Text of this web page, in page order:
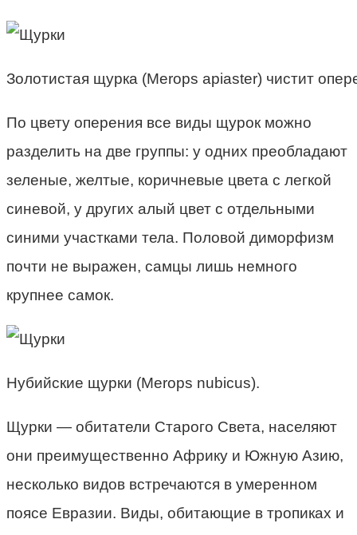
Золотистая щурка (Merops apiaster) чистит
По цвету оперения все виды щурок можно
разделить на две группы: у одних преобладают
зеленые, желтые, коричневые цвета с легкой
синевой, у других алый цвет с отдельными
синими участками тела. Половой диморфизм
почти не выражен, самцы лишь немного
крупнее самок.
Нубийские щурки (Merops nubicus).
Щурки — обитатели Старого Света, населяют
они преимущественно Африку и Южную Азию,
несколько видов встречаются в умеренном
поясе Евразии. Виды, обитающие в тропиках и